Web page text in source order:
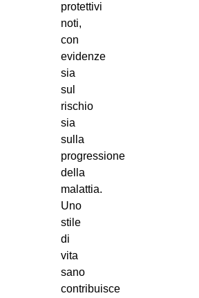
protettivi
noti,
con
evidenze
sia
sul
rischio
sia
sulla
progressione
della
malattia.
Uno
stile
di
vita
sano
contribuisce